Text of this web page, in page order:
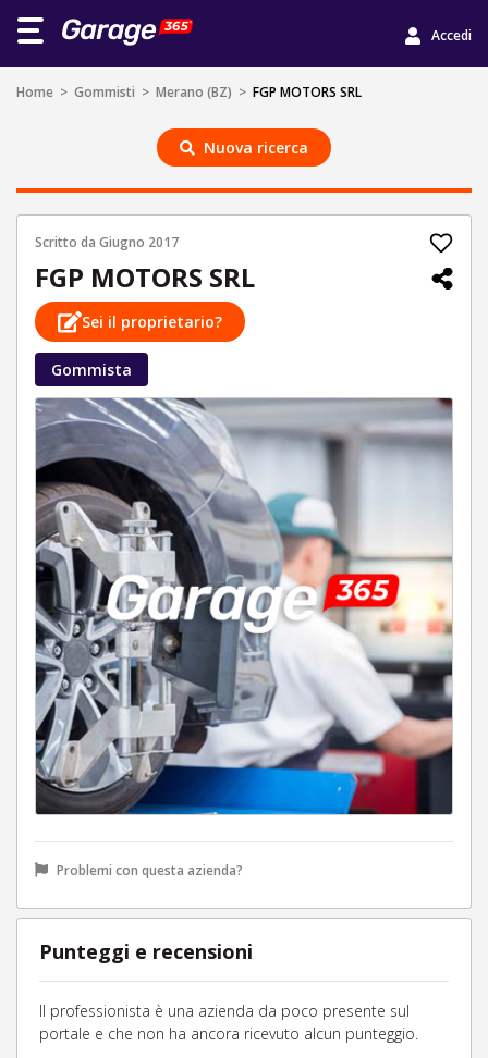
Accedi
Home > Gommisti > Merano (BZ) > FGP MOTORS SRL
Nuova ricerca
Scritto da Giugno 2017
FGP MOTORS SRL
Sei il proprietario?
Gommista
Problemi con questa azienda?
Punteggi e recensioni
Il professionista è una azienda da poco presente sul
portale e che non ha ancora ricevuto alcun punteggio.